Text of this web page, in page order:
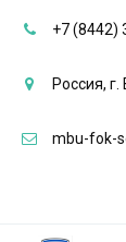
+7 (8442)
Россия, г.
mbu-fok-